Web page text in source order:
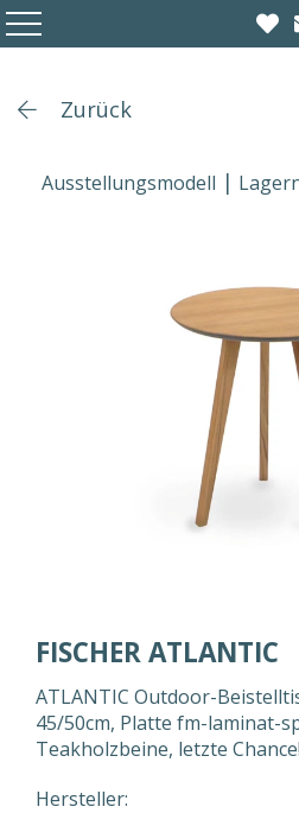
Zurück
Ausstellungsmodell
FISCHER ATLANTIC
ATLANTIC Outdoor-
45/50cm, Platte fm-laminat-
Teakholzbeine, letzte Chance!
Hersteller: